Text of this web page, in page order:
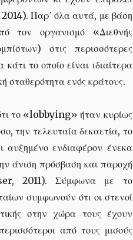
Παρ΄ όλα αυτά, με βάση
τον οργανισμό «Διεθνής
στις περισσότερες
το οποίο είναι ιδιαίτερα
σταθερότητα ενός κράτους.
το «lobbying» ήταν κυρίως
την τελευταία δεκαετία, το
ενδιαφέρον ένεκα
άνιση πρόσβαση και παροχή
2011). Σύμφωνα με το
συμφωνούν ότι οι στενοί
στην χώρα τους έχουν
από τους μισούς